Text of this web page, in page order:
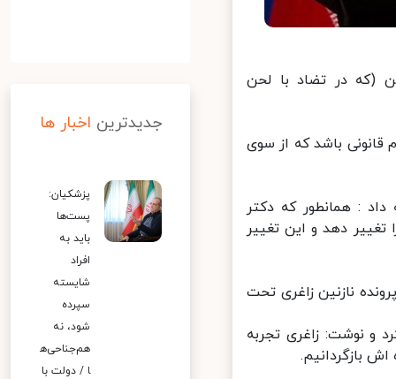
(که در تضاد با لحن
باشد که از سوی
: همانطور که دکتر
دهد و این تغییر
نازنین زاغری تحت
و نوشت: زاغری تجربه
بازگردانیم.
جدیدترین اخبار ها
پزشکیان:
پست‌ها
باید به
افراد
شایسته
سپرده
شود، نه
هم‌جناحی‌ه
ا / دولت با